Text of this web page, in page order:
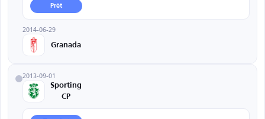
Prêt
2014-06-29
Granada
2013-09-01
Sporting
CP